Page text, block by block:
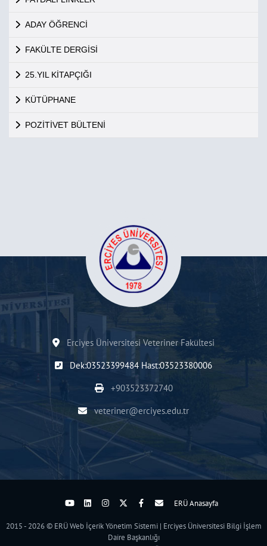
ADAY ÖĞRENCİ
FAKÜLTE DERGİSİ
25.YIL KİTAPÇIĞI
KÜTÜPHANE
POZİTİVET BÜLTENİ
Erciyes Üniversitesi Veteriner Fakültesi
Dek:03523399484 Hast:03523380006
+903523372740
veteriner@erciyes.edu.tr
ERÜ Anasayfa
2015 - 2026 © ERÜ Web İçerik Yönetim Sistemi | Erciyes Üniversitesi Bilgi İşlem
Daire Başkanlığı